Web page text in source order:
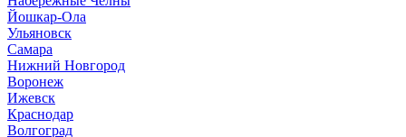
Йошкар-Ола
Ульяновск
Самара
Нижний Новгород
Воронеж
Ижевск
Краснодар
Волгоград